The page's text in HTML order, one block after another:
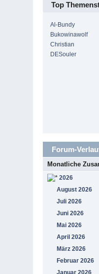
Top
Al-Bundy
Bukowinawolf
Christian
DESouler
Forum-
Monatliche
2026
August 2026
Juli 2026
Juni 2026
Mai 2026
April 2026
März 2026
Februar 2026
Januar 2026